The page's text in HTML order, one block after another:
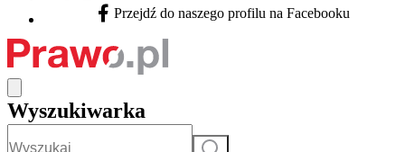
Facebook - otwiera się w nowej karcie
Przejdź do naszego profilu na Facebooku
Wyszukiwarka
Szukaj